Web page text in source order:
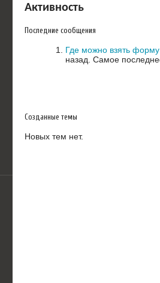
Активность
Последние сообщения
Где можно взять
назад. Самое
Созданные темы
Новых тем нет.